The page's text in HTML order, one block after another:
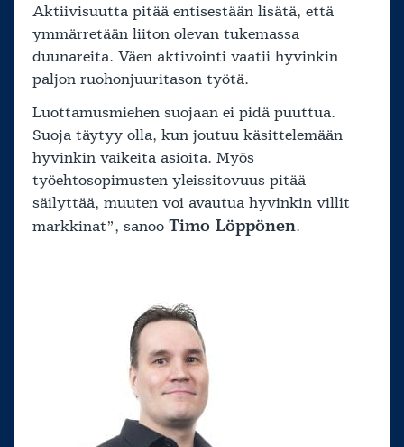
Aktiivisuutta pitää entisestään lisätä, että
ymmärretään liiton olevan tukemassa
duunareita. Väen aktivointi vaatii hyvinkin
paljon ruohonjuuritason työtä.
Luottamusmiehen suojaan ei pidä puuttua.
Suoja täytyy olla, kun joutuu käsittelemään
hyvinkin vaikeita asioita. Myös
työehtosopimusten yleissitovuus pitää
säilyttää, muuten voi avautua hyvinkin villit
markkinat”, sanoo Timo Löppönen.